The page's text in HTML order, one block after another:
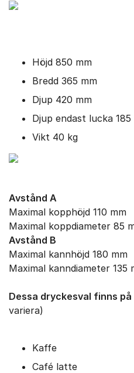
Höjd 850 mm
Bredd 365 mm
Djup 420 mm
Djup endast lucka 185
Vikt 40 kg
Avstånd A
Maximal kopphöjd 110 mm
Maximal koppdiameter 85
Avstånd B
Maximal kannhöjd 180 mm
Maximal kanndiameter 135
Dessa dryckesval finns
variera)
Kaffe
Café latte